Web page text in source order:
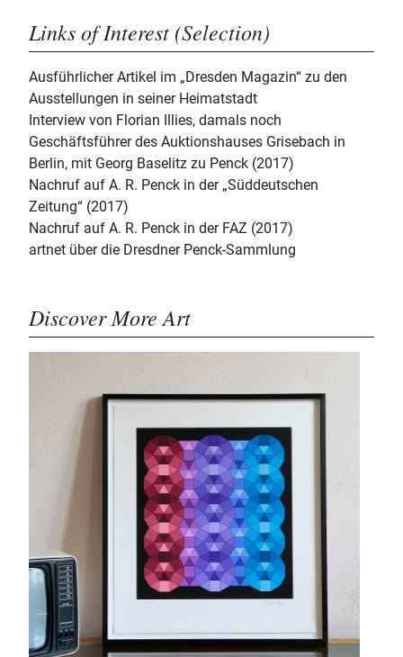
Links of Interest (Selection)
Ausführlicher Artikel im „Dresden Magazin“ zu den
Ausstellungen in seiner Heimatstadt
Interview von Florian Illies, damals noch
Geschäftsführer des Auktionshauses Grisebach in
Berlin, mit Georg Baselitz zu Penck (2017)
Nachruf auf A. R. Penck in der „Süddeutschen
Zeitung“ (2017)
Nachruf auf A. R. Penck in der FAZ (2017)
artnet über die Dresdner Penck-Sammlung
Discover More Art